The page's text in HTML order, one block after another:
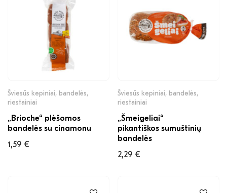
Šviesūs kepiniai, bandelės,
riestainiai
„Brioche“ plėšomos
bandelės su cinamonu
1,59 €
Šviesūs kepiniai, bandelės,
riestainiai
„Šmeigeliai“
pikantiškos sumuštinių
bandelės
2,29 €